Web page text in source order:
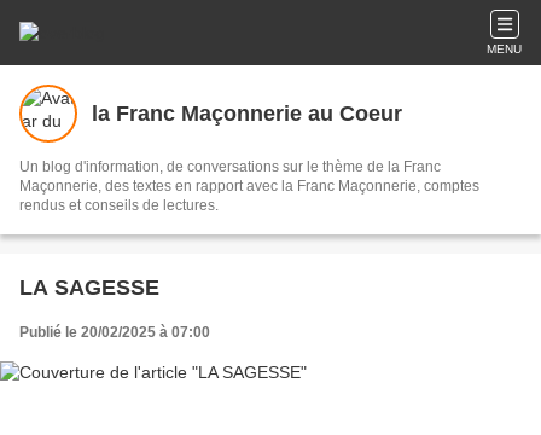
MENU
la Franc Maçonnerie au Coeur
Un blog d'information, de conversations sur le thème de la Franc
Maçonnerie, des textes en rapport avec la Franc Maçonnerie, comptes
rendus et conseils de lectures.
LA SAGESSE
Publié le 20/02/2025 à 07:00